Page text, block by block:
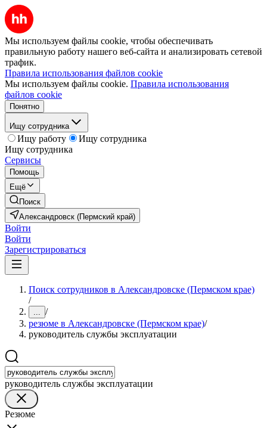
Мы используем файлы cookie, чтобы обеспечивать
правильную работу нашего веб-сайта и анализировать сетевой
трафик.
Правила использования файлов cookie
Мы используем файлы cookie. Правила использования
файлов cookie
Понятно
Ищу сотрудника
Ищу работу
Ищу сотрудника
Ищу сотрудника
Сервисы
Помощь
Ещё
Поиск
Александровск (Пермский край)
Войти
Войти
Зарегистрироваться
Поиск сотрудников в Александровске (Пермском крае)
/
... /
резюме в Александровске (Пермском крае)/
руководитель службы эксплуатации
руководитель службы эксплуатации
Резюме